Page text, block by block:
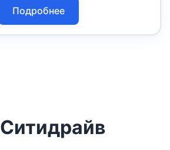
Подробнее
Ситидрайв